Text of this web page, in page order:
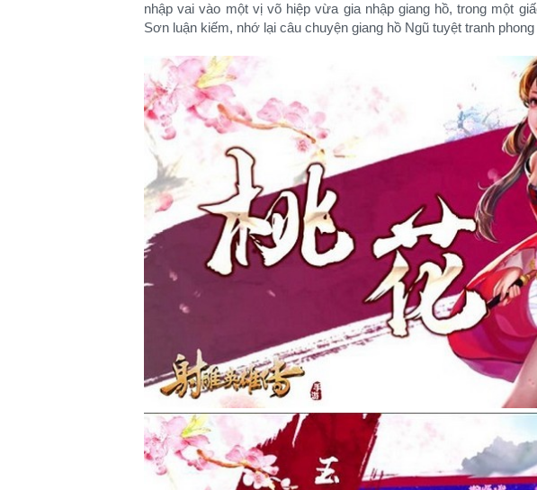
nhập vai vào một vị võ hiệp vừa gia nhập giang hồ, trong một
Sơn luận kiếm, nhớ lại câu chuyện giang hồ Ngũ tuyệt tranh